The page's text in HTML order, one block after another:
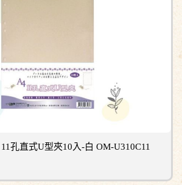
11孔直式U型夾10入-白 OM-U310C11